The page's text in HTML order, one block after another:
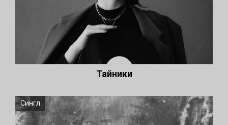
Тайники
Сингл